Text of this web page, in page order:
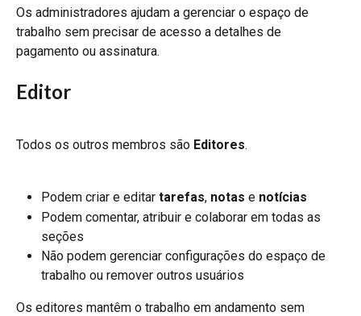
Os administradores ajudam a gerenciar o espaço de
trabalho sem precisar de acesso a detalhes de
pagamento ou assinatura.
Editor
Todos os outros membros são Editores.
Podem criar e editar tarefas, notas e notícias
Podem comentar, atribuir e colaborar em todas as
seções
Não podem gerenciar configurações do espaço de
trabalho ou remover outros usuários
Os editores mantêm o trabalho em andamento sem